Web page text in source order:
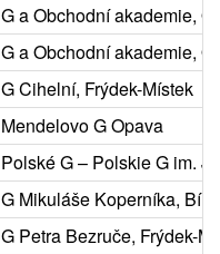
G a Obchodní akademie,
G a Obchodní akademie,
G Cihelní, Frýdek-Místek
Mendelovo G Opava
Polské G – Polskie G im.
G Mikuláše Koperníka,
G Petra Bezruče, Frýdek-